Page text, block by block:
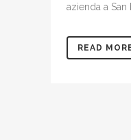
azienda a San
READ